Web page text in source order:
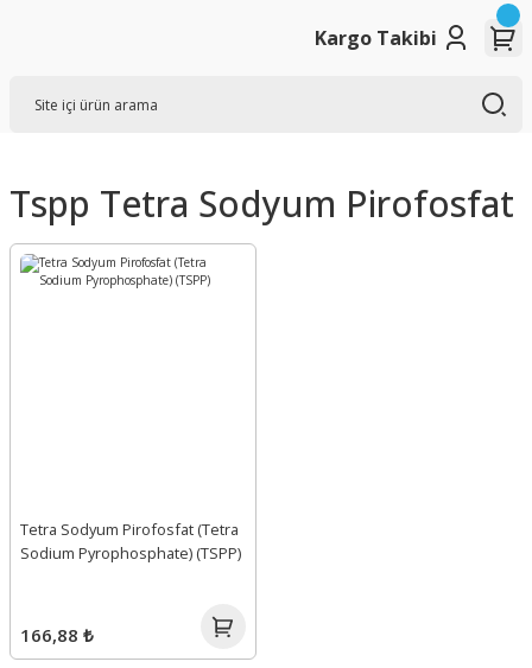
Kargo Takibi
Tspp Tetra Sodyum Pirofosfat
Tetra Sodyum Pirofosfat (Tetra
Sodium Pyrophosphate) (TSPP)
166,88 ₺